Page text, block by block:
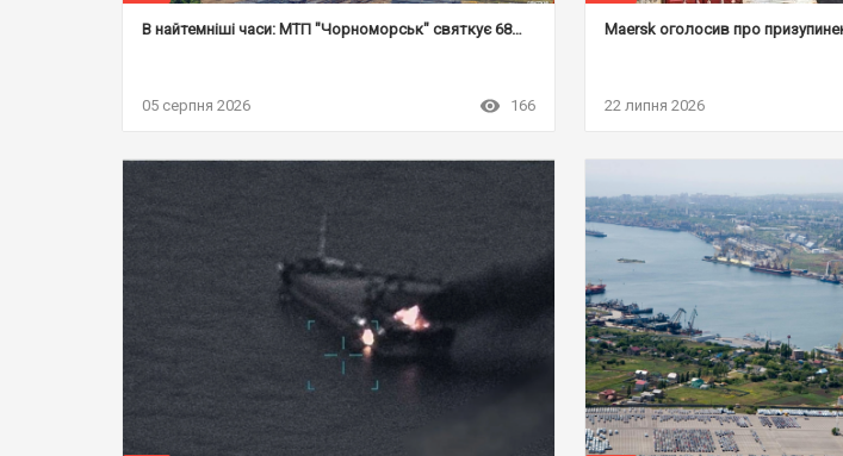
В найтемніші часи: МТП "Чорноморськ" святкує 68-му річницю свого заснування
05 серпня 2026 166 22 липня 2026